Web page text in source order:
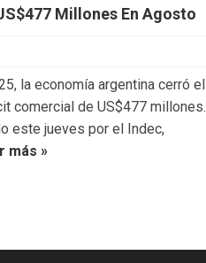
Millones En Agosto
la economía argentina cerró el
comercial de US$477 millones.
este jueves por el Indec,
más »